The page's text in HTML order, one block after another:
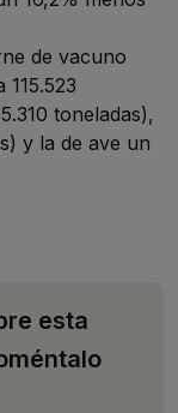
de vacuno
toneladas),
y la de ave un
esta